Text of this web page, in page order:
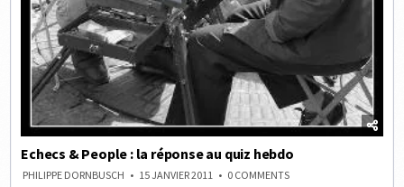
Echecs & People : la réponse au quiz hebdo
PHILIPPE DORNBUSCH 15 JANVIER 2011 0 COMMENTSON